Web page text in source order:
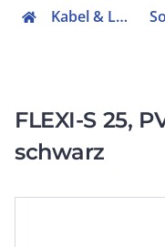
Kabel & Leitungen
FLEXI-S 25,
schwarz